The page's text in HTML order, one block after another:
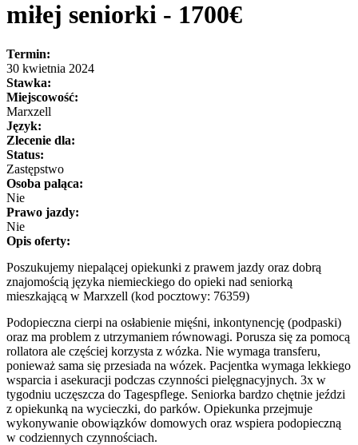
miłej seniorki - 1700€
Termin:
30 kwietnia 2024
Stawka:
Miejscowość:
Marxzell
Język:
Zlecenie dla:
Status:
Zastępstwo
Osoba paląca:
Nie
Prawo jazdy:
Nie
Opis oferty:
Poszukujemy niepalącej opiekunki z prawem jazdy oraz dobrą
znajomością języka niemieckiego do opieki nad seniorką
mieszkającą w Marxzell (kod pocztowy: 76359)
Podopieczna cierpi na osłabienie mięśni, inkontynencję (podpaski)
oraz ma problem z utrzymaniem równowagi. Porusza się za pomocą
rollatora ale częściej korzysta z wózka. Nie wymaga transferu,
ponieważ sama się przesiada na wózek. Pacjentka wymaga lekkiego
wsparcia i asekuracji podczas czynności pielęgnacyjnych. 3x w
tygodniu uczęszcza do Tagespflege. Seniorka bardzo chętnie jeździ
z opiekunką na wycieczki, do parków. Opiekunka przejmuje
wykonywanie obowiązków domowych oraz wspiera podopieczną
w codziennych czynnościach.